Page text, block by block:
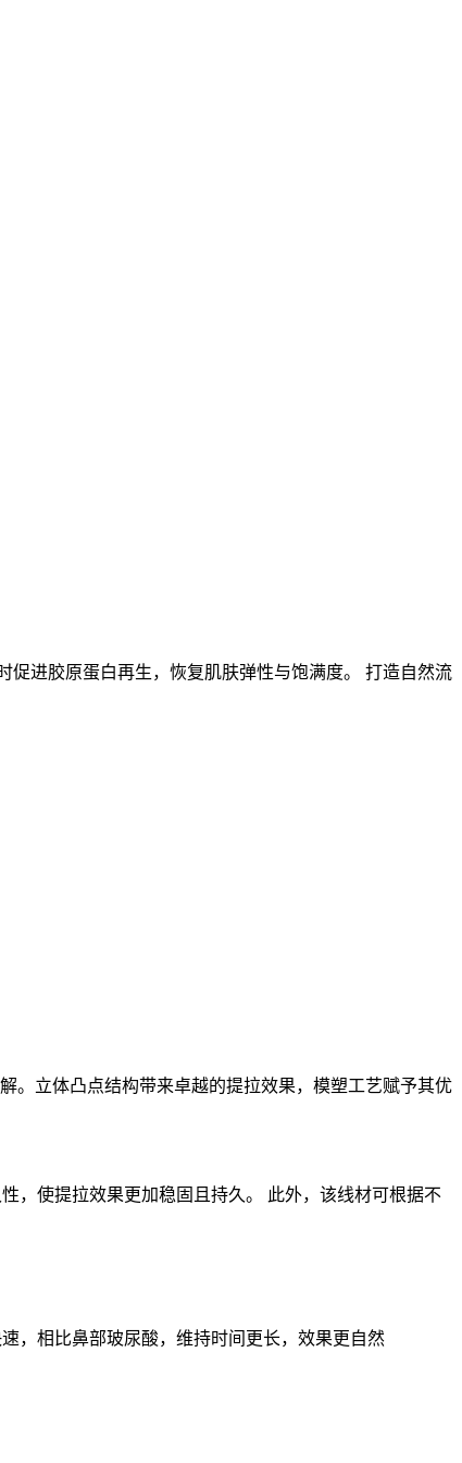
进胶原蛋白再生，恢复肌肤弹性与饱满度。 打造自然流
。立体凸点结构带来卓越的提拉效果，模塑工艺赋予其优
，使提拉效果更加稳固且持久。 此外，该线材可根据不
，相比鼻部玻尿酸，维持时间更长，效果更自然